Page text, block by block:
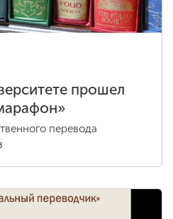
прошел
перевода